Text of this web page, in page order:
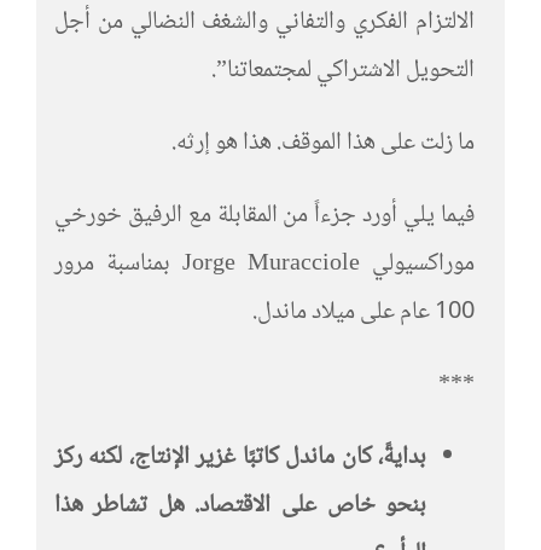
الالتزام الفكري والتفاني والشغف النضالي من أجل
التحويل الاشتراكي لمجتمعاتنا”.
ما زلت على هذا الموقف. هذا هو إرثه.
فيما يلي أورد جزءاً من المقابلة مع الرفيق خورخي
موراكسيولي Jorge Muracciole بمناسبة مرور
100 عام على ميلاد ماندل.
***
بدايةً، كان ماندل كاتبًا غزير الإنتاج، لكنه ركز
بنحو خاص على الاقتصاد. هل تشاطر هذا